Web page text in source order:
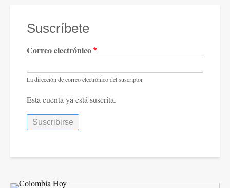
Suscríbete
Correo electrónico
La dirección de correo electrónico del suscriptor.
Esta cuenta ya está suscrita.